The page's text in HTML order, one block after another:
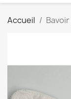
Accueil